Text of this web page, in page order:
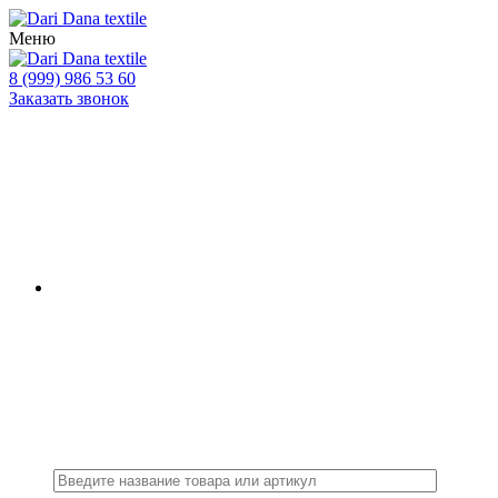
Меню
8 (999) 986 53 60
Заказать звонок